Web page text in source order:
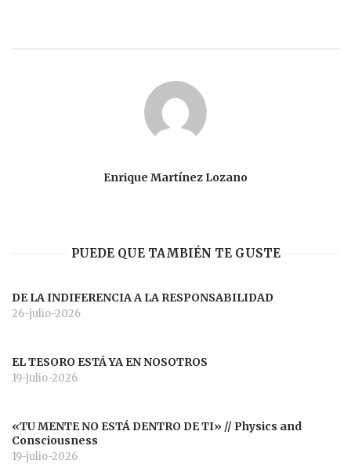
Enrique Martínez Lozano
PUEDE QUE TAMBIÉN TE GUSTE
DE LA INDIFERENCIA A LA RESPONSABILIDAD
26-julio-2026
EL TESORO ESTÁ YA EN NOSOTROS
19-julio-2026
«TU MENTE NO ESTÁ DENTRO DE TI» // Physics and
Consciousness
19-julio-2026